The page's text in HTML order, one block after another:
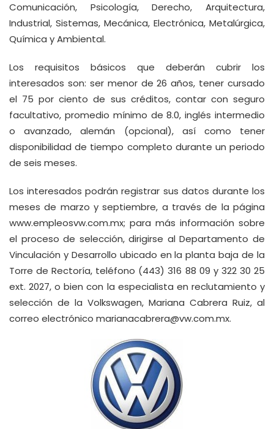
Comunicación, Psicología, Derecho, Arquitectura,
Industrial, Sistemas, Mecánica, Electrónica, Metalúrgica,
Química y Ambiental.
Los requisitos básicos que deberán cubrir los
interesados son: ser menor de 26 años, tener cursado
el 75 por ciento de sus créditos, contar con seguro
facultativo, promedio mínimo de 8.0, inglés intermedio
o avanzado, alemán (opcional), así como tener
disponibilidad de tiempo completo durante un periodo
de seis meses.
Los interesados podrán registrar sus datos durante los
meses de marzo y septiembre, a través de la página
www.empleosvw.com.mx; para más información sobre
el proceso de selección, dirigirse al Departamento de
Vinculación y Desarrollo ubicado en la planta baja de la
Torre de Rectoría, teléfono (443) 316 88 09 y 322 30 25
ext. 2027, o bien con la especialista en reclutamiento y
selección de la Volkswagen, Mariana Cabrera Ruiz, al
correo electrónico marianacabrera@vw.com.mx.